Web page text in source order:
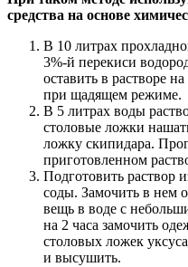
средства на основе
В 10 литрах
3%-й перекиси
оставить в растворе
при щадящем режиме.
В 5 литрах воды
столовые ложки
ложку скипидара.
приготовленном
Подготовить раствор
соды. Замочить в нем
вещь в воде с
на 2 часа замочить
столовых ложек
и высушить.